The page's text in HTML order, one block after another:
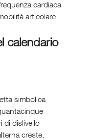
cardiaca
articolare.
calendario
simbolica
di dislivello
creste,